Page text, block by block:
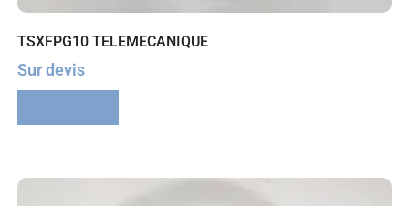
TSXFPG10 TELEMECANIQUE
Sur devis